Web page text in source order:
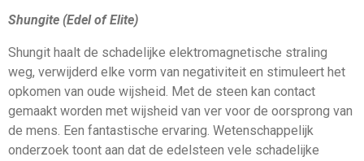
Shungite (Edel of Elite)
Shungit haalt de schadelijke elektromagnetische straling
weg, verwijderd elke vorm van negativiteit en stimuleert het
opkomen van oude wijsheid. Met de steen kan contact
gemaakt worden met wijsheid van ver voor de oorsprong van
de mens. Een fantastische ervaring. Wetenschappelijk
onderzoek toont aan dat de edelsteen vele schadelijke